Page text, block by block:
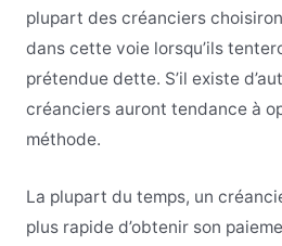
plupart des créanciers
dans cette voie lorsqu’ils
prétendue dette. S’il existe
créanciers auront tendance à
méthode.
La plupart du temps, un
plus rapide d’obtenir son